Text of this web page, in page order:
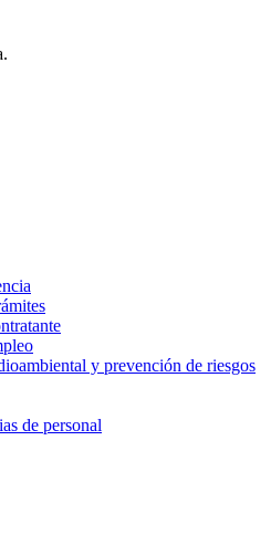
y prevención de riesgos
de personal